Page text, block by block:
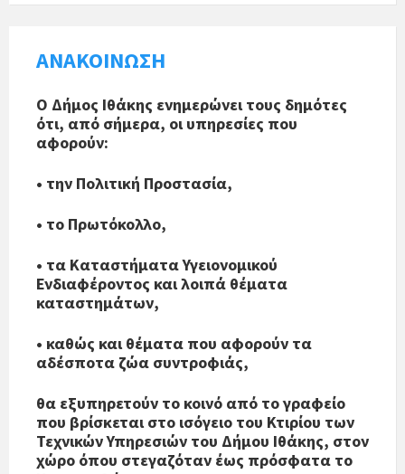
ΑΝΑΚΟΙΝΩΣΗ
Ο Δήμος Ιθάκης ενημερώνει τους δημότες
ότι, από σήμερα, οι υπηρεσίες που
αφορούν:
• την Πολιτική Προστασία,
• το Πρωτόκολλο,
• τα Καταστήματα Υγειονομικού
Ενδιαφέροντος και λοιπά θέματα
καταστημάτων,
• καθώς και θέματα που αφορούν τα
αδέσποτα ζώα συντροφιάς,
θα εξυπηρετούν το κοινό από το γραφείο
που βρίσκεται στο ισόγειο του Κτιρίου των
Τεχνικών Υπηρεσιών του Δήμου Ιθάκης, στον
χώρο όπου στεγαζόταν έως πρόσφατα το